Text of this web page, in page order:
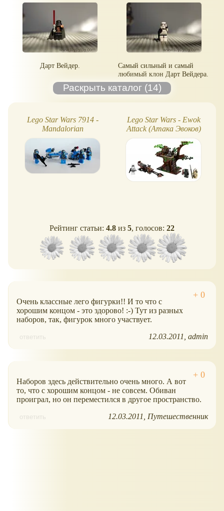
Дарт Вейдер.
Самый сильный и самый
любимый клон Дарт Вейдера.
Lego Star Wars 7914 -
Mandalorian
Lego Star Wars - Ewok
Attack (Атака Эвоков)
Рейтинг статьи: 4.8 из 5, голосов: 22
Очень классные лего фигурки!! И то что с
хорошим концом - это здорово! :-) Тут из разных
наборов, так, фигурок много участвует.
ответить 12.03.2011 admin
Наборов здесь действительно очень много. А вот
то, что с хорошим концом - не совсем. Обиван
проиграл, но он переместился в другое пространство.
ответить 12.03.2011 Путешественник